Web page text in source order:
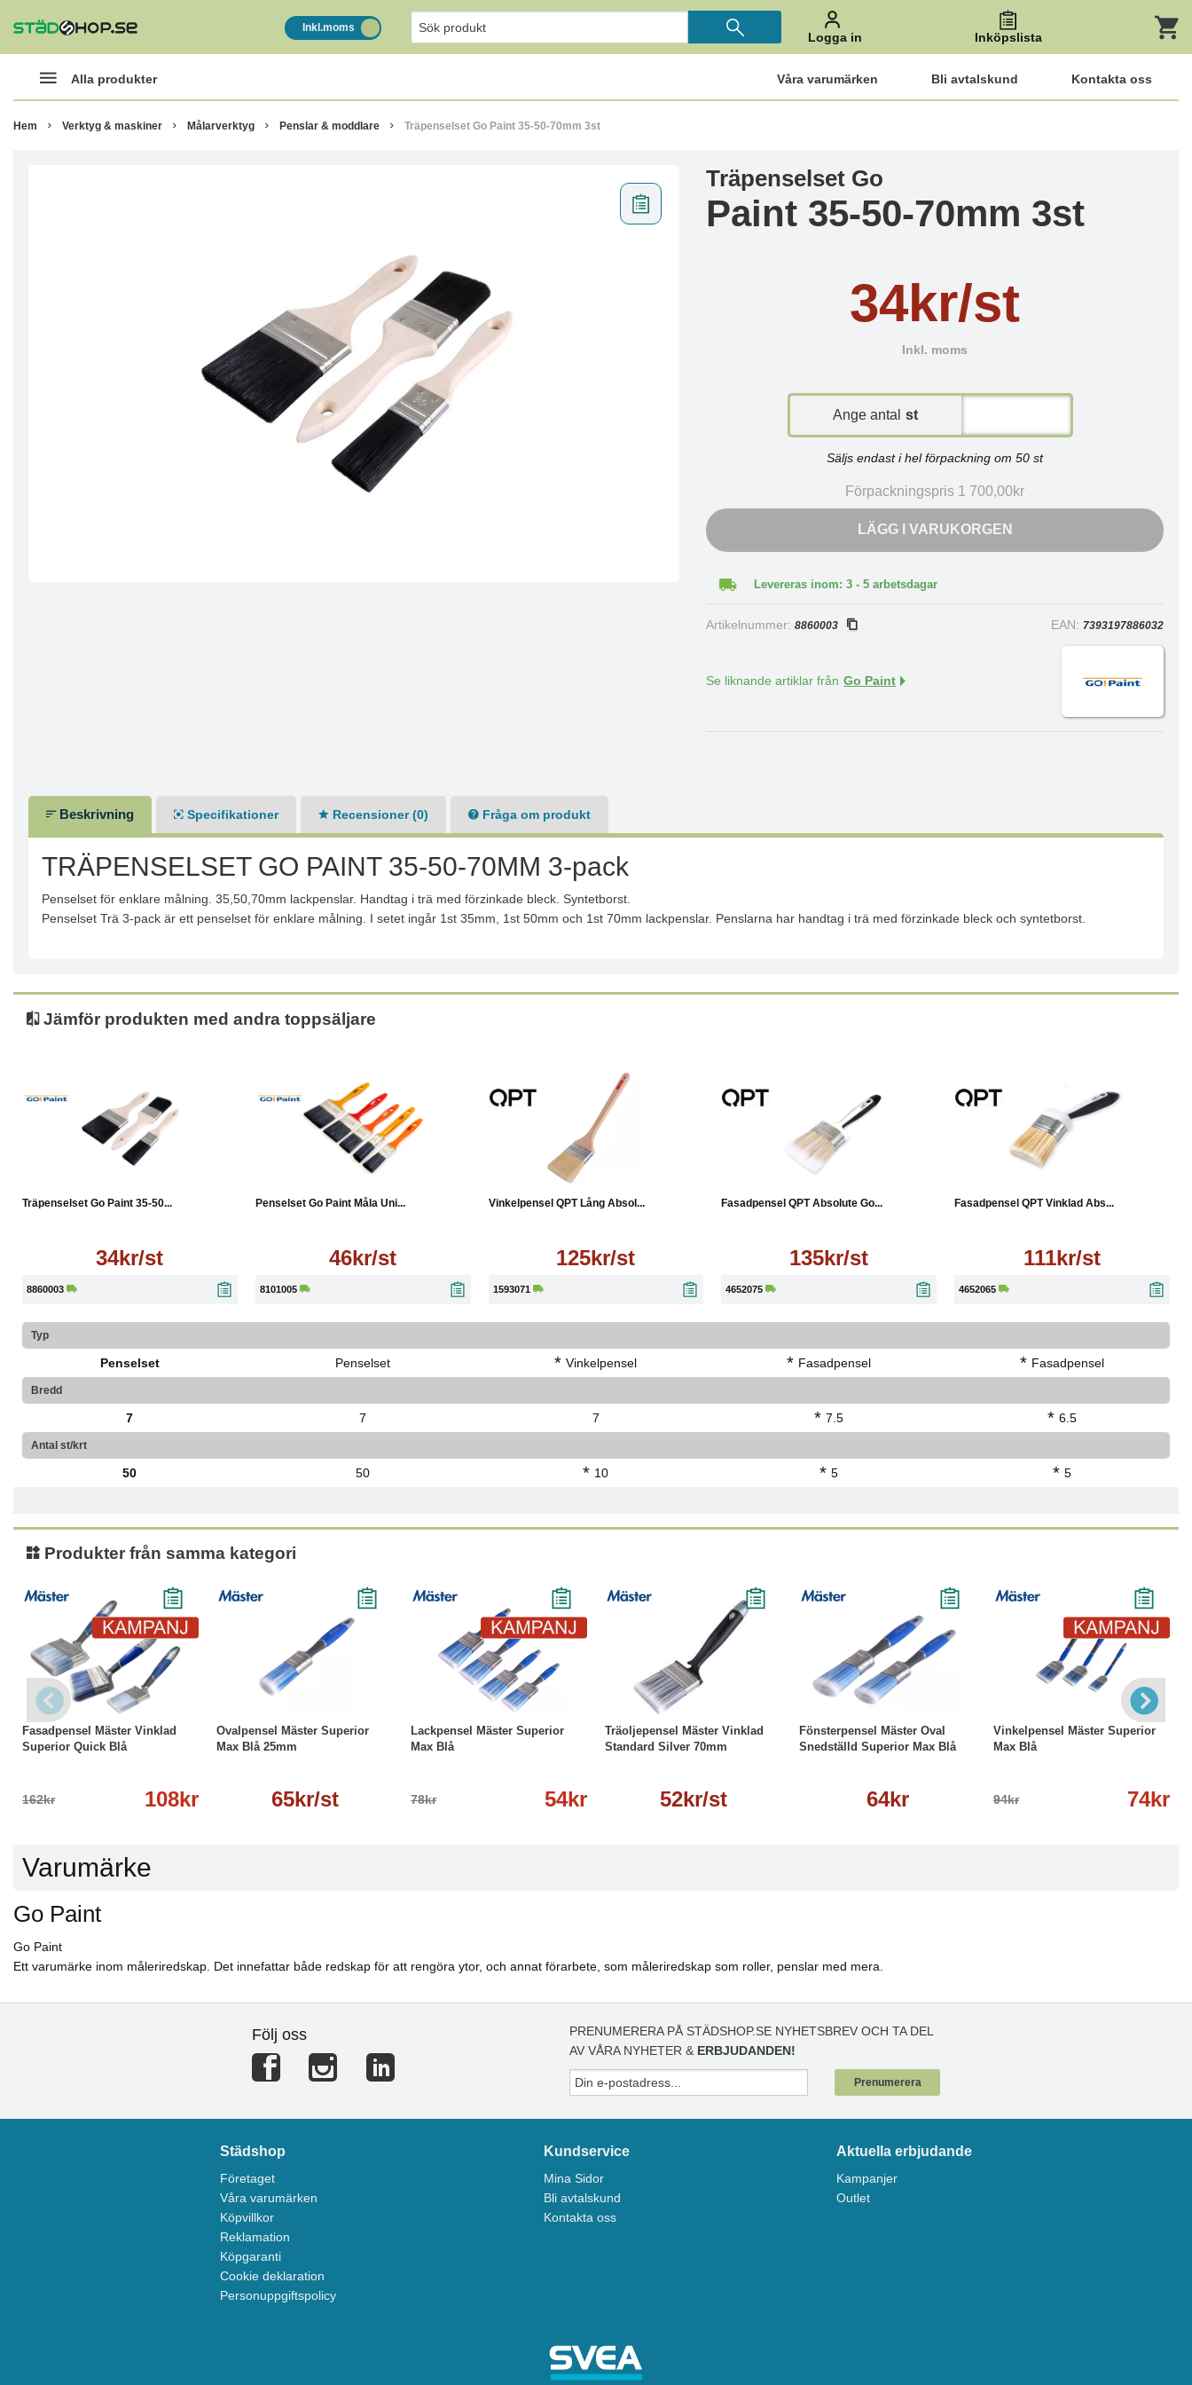
Inkl.moms
Logga in Inköpslista
Alla produkter Våra varumärken Bli avtalskund Kontakta oss
Hem Verktyg & maskiner Målarverktyg Penslar & moddlare Träpenselset Go Paint 35-50-70mm 3st
Träpenselset Go
Paint 35-50-70mm 3st
34kr/st
Inkl. moms
Ange antal st
Säljs endast i hel förpackning om 50 st
Förpackningspris 1 700,00kr
LÄGG I VARUKORGEN
Levereras inom: 3 - 5 arbetsdagar
Artikelnummer:8860003 EAN: 7393197886032
Se liknande artiklar från Go Paint
Beskrivning Specifikationer Recensioner (0) Fråga om produkt
TRÄPENSELSET GO PAINT 35-50-70MM 3-pack
Penselset för enklare målning. 35,50,70mm lackpenslar. Handtag i trä med förzinkade bleck. Syntetborst.
Penselset Trä 3-pack är ett penselset för enklare målning. I setet ingår 1st 35mm, 1st 50mm och 1st 70mm lackpenslar. Penslarna har handtag i trä med förzinkade bleck och syntetborst.
Jämför produkten med andra toppsäljare
Träpenselset Go Paint 35-50...
34kr/st
8860003
Penselset Go Paint Måla Uni...
46kr/st
8101005
Läs mer
Vinkelpensel QPT Lång Absol...
125kr/st
1593071
Läs mer
Fasadpensel QPT Absolute Go...
135kr/st
4652075
Läs mer
Fasadpensel QPT Vinklad Abs...
111kr/st
4652065
Typ
Penselset Penselset * Vinkelpensel * Fasadpensel * Fasadpensel
Bredd
7 7 7 * 7.5 * 6.5
Antal st/krt
50 50 * 10 * 5 * 5
Produkter från samma kategori
Fasadpensel Mäster Vinklad
Superior Quick Blå
162kr 108kr
-33% Läs mer
Ovalpensel Mäster Superior
Max Blå 25mm
65kr/st
Läs mer
Lackpensel Mäster Superior
Max Blå
78kr 54kr
Läs mer
Träoljepensel Mäster Vinklad
Standard Silver 70mm
52kr/st
Läs mer
Fönsterpensel Mäster Oval
Snedställd Superior Max Blå
64kr
Läs mer
Vinkelpensel Mäster Superior
Max Blå
94kr 74kr
Läs mer
Varumärke
Go Paint
Go Paint
Ett varumärke inom måleriredskap. Det innefattar både redskap för att rengöra ytor, och annat förarbete, som måleriredskap som roller, penslar med mera.
Följ oss
PRENUMERERA PÅ STÄDSHOP.SE NYHETSBREV OCH TA DEL
AV VÅRA NYHETER & ERBJUDANDEN!
Prenumerera
Städshop
Företaget
Våra varumärken
Köpvillkor
Reklamation
Köpgaranti
Cookie deklaration
Personuppgiftspolicy
Kundservice
Mina Sidor
Bli avtalskund
Kontakta oss
Aktuella erbjudande
Kampanjer
Outlet